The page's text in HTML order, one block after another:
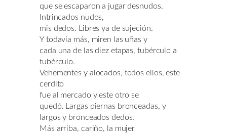
que se escaparon a jugar desnudos.
Intrincados nudos,
mis dedos. Libres ya de sujeción.
Y todavía más, miren las uñas y
cada una de las diez etapas, tubérculo a
tubérculo.
Vehementes y alocados, todos ellos, este
cerdito
fue al mercado y este otro se
quedó. Largas piernas bronceadas, y
largos y bronceados dedos.
Más arriba, cariño, la mujer